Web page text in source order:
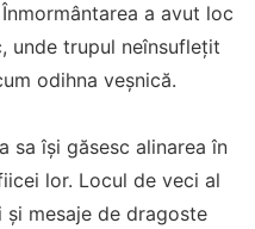
a avut loc
unde trupul neînsuflețit
odihna veșnică.
sa își găsesc alinarea în
lor. Locul de veci al
mesaje de dragoste